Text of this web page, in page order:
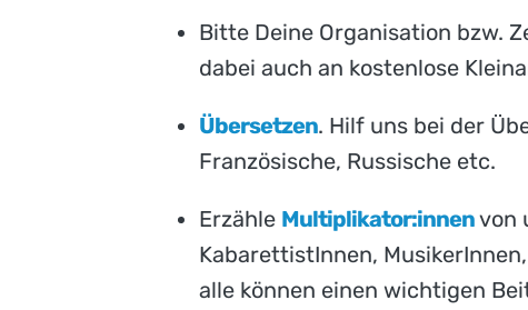
Bitte Deine Organisation bzw.
dabei auch an kostenlose
Übersetzen. Hilf uns bei der
Französische, Russische etc.
Erzähle Multiplikator:innenvon
KabarettistInnen,
alle können einen wichtigen